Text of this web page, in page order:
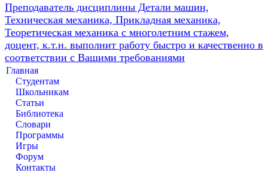
Преподаватель дисциплины Детали машин,
Техническая механика, Прикладная механика,
Теоретическая механика с многолетним стажем,
доцент, к.т.н. выполнит работу быстро и качественно в
соответствии с Вашими требованиями
Главная
Студентам
Школьникам
Статьи
Библиотека
Словари
Программы
Игры
Форум
Контакты